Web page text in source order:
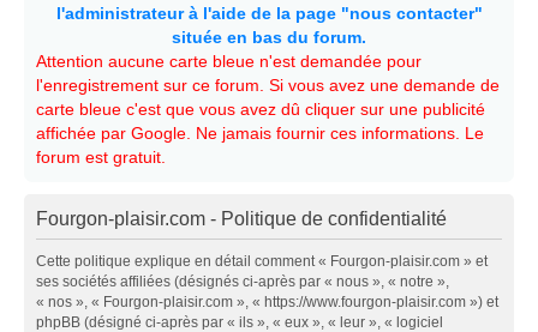
l'administrateur à l'aide de la page "nous contacter"
située en bas du forum.
Attention aucune carte bleue n'est demandée pour
l'enregistrement sur ce forum. Si vous avez une demande de
carte bleue c'est que vous avez dû cliquer sur une publicité
affichée par Google. Ne jamais fournir ces informations. Le
forum est gratuit.
Fourgon-plaisir.com - Politique de confidentialité
Cette politique explique en détail comment « Fourgon-plaisir.com » et
ses sociétés affiliées (désignés ci-après par « nous », « notre »,
« nos », « Fourgon-plaisir.com », « https://www.fourgon-plaisir.com ») et
phpBB (désigné ci-après par « ils », « eux », « leur », « logiciel